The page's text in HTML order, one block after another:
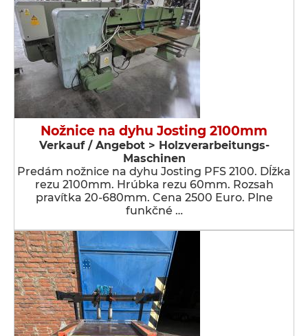
Nožnice na dyhu Josting 2100mm
Verkauf / Angebot > Holzverarbeitungs-
Maschinen
Predám nožnice na dyhu Josting PFS 2100. Dĺžka
rezu 2100mm. Hrúbka rezu 60mm. Rozsah
pravítka 20-680mm. Cena 2500 Euro. Plne
funkčné …